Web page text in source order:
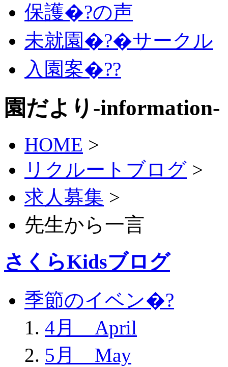
保護�?の声
未就園�?�サークル
入園案�??
園だより-information-
HOME >
リクルートブログ >
求人募集 >
先生から一言
さくらKidsブログ
季節のイベン�?
4月 April
5月 May